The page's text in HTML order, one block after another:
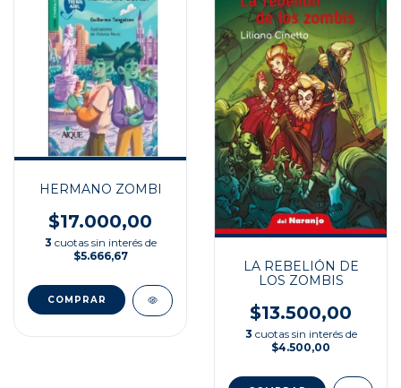
HERMANO ZOMBI
$17.000,00
3 cuotas sin interés de
$5.666,67
LA REBELIÓN DE
LOS ZOMBIS
$13.500,00
3 cuotas sin interés de
$4.500,00